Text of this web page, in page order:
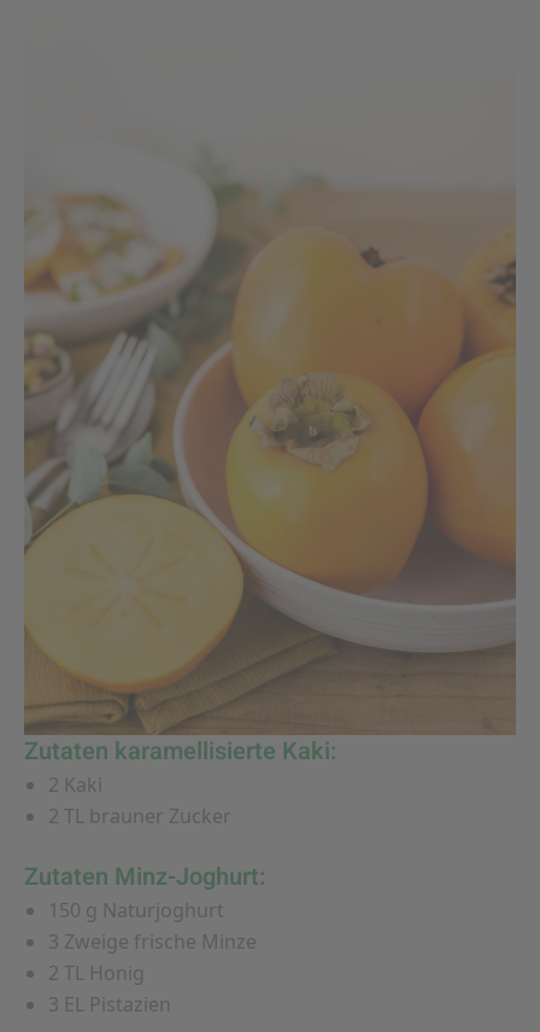
Zutaten karamellisierte Kaki:
2 Kaki
2 TL brauner Zucker
Zutaten Minz-Joghurt:
150 g Naturjoghurt
3 Zweige frische Minze
2 TL Honig
3 EL Pistazien